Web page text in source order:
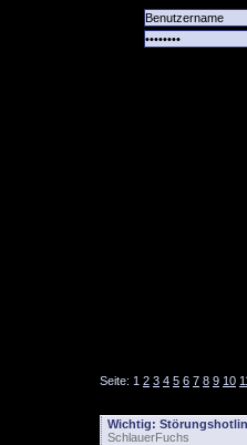
Seite: 1 2 3 4 5 6 7 8 9 10
Wichtig:
SchlauerFuchs